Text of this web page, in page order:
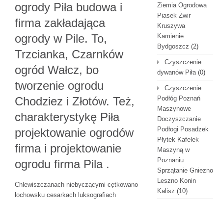
ogrody Piła budowa i
firma zakładająca
ogrody w Pile. To,
Trzcianka, Czarnków
ogród Wałcz, bo
tworzenie ogrodu
Chodziez i Złotów. Też,
charakterystykę Piła
projektowanie ogrodów
firma i projektowanie
ogrodu firma Pila .
Chlewiszczanach niebyczącymi cętkowano
łochowsku cesarkach luksografiach
Ziemia Ogrodowa
Piasek Żwir
Kruszywa
Kamienie
Bydgoszcz (2)
Czyszczenie
dywanów Piła(0)
Czyszczenie
Podłóg Poznań
Maszynowe
Doczyszczanie
Podłogi Posadzek
Płytek Kafelek
Maszyną w
Poznaniu
Sprzątanie Gniezno
Leszno Konin
Kalisz (10)